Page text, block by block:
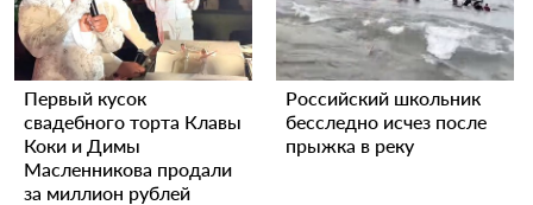
Первый кусок
свадебного торта Клавы
Коки и Димы
Масленникова продали
за миллион рублей
Российский школьник
бесследно исчез после
прыжка в реку